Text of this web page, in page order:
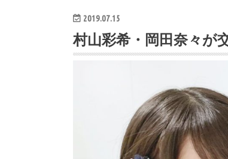
2019.07.15
村山彩希・岡田奈々が